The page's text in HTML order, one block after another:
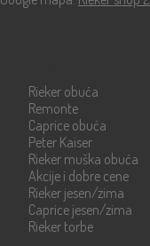
Rieker obuća
Remonte
Caprice obuća
Peter Kaiser
Rieker muška obuća
Akcije i dobre cene
Rieker jesen/zima
Caprice jesen/zima
Rieker torbe